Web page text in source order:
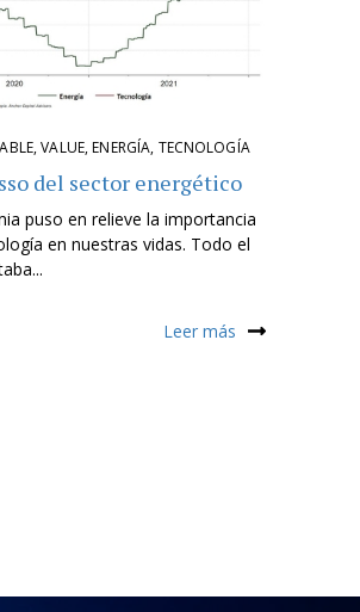
,VALUE,ENERGÍA, TECNOLOGÍA
del sector energético
puso en relieve la importancia
en nuestras vidas. Todo el
Leer más